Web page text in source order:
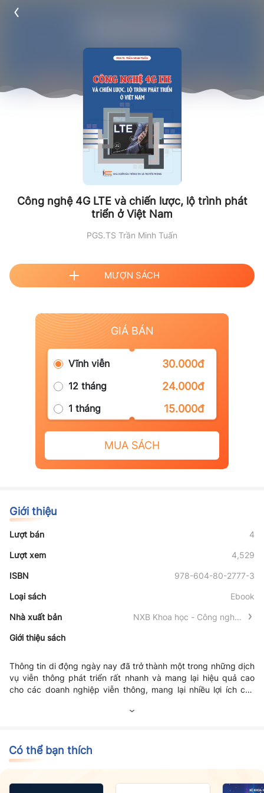
Công nghệ 4G LTE và chiến lược, lộ trình phát
triển ở Việt Nam
PGS.TS Trần Minh Tuấn
MƯỢN SÁCH
GIÁ BÁN
Vĩnh viễn 30.000đ
12 tháng 24.000đ
1 tháng 15.000đ
MUA SÁCH
Giới thiệu
Lượt bán 4
Lượt xem 4,529
ISBN 978-604-80-2777-3
Loại sách Ebook
Nhà xuất bản
NXB Khoa học - Công nghệ -
Giới thiệu sách
Thông tin di động ngày nay đã trở thành một trong những dịch
vụ viễn thông phát triển rất nhanh và mang lại hiệu quả cao
cho các doanh nghiệp viễn thông, mang lại nhiều lợi ích cho
thông di động đã thúc đẩy mạnh mẽ việc nghiên cứu và triển
điển hình đã phát triển mạnh mẽ ở nhiều quốc gia, tuy nhiên thị
trường viễn thông ngày càng mở rộng càng thể hiện rõ những
hạn chế về dung lượng và băng thông của các hệ thống thông
tin di động thế hệ thứ hai. Sự ra đời của hệ thống thông tin di
Có thể bạn thích